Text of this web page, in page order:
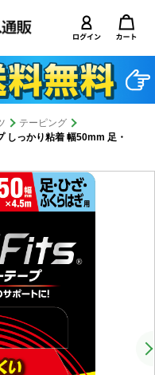
テーピング
しっかり粘着 幅50mm 足・